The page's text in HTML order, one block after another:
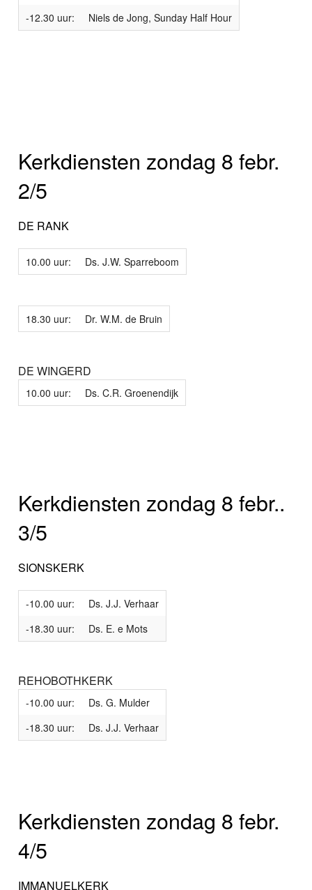
-12.30 uur:
Niels de Jong, Sunday Half Hour
Kerkdiensten zondag 8 febr.
2/5
DE RANK
10.00 uur: Ds. J.W. Sparreboom
18.30 uur: Dr. W.M. de Bruin
DE WINGERD
10.00 uur: Ds. C.R. Groenendijk
Kerkdiensten zondag 8 febr..
3/5
SIONSKERK
-10.00 uur:
Ds. J.J. Verhaar
-18.30 uur:
Ds. E. e Mots
REHOBOTHKERK
-10.00 uur:
Ds. G. Mulder
-18.30 uur:
Ds. J.J. Verhaar
Kerkdiensten zondag 8 febr.
4/5
IMMANUELKERK